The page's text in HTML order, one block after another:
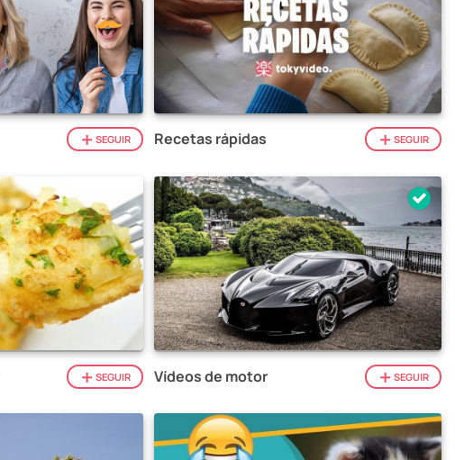
SEGUIR Recetas rápidas SEGUIR
SEGUIR Vídeos de motor SEGUIR